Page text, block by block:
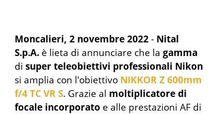
Moncalieri, 2 novembre 2022- Nital
S.p.A. è lieta di annunciare che la gamma
di super teleobiettivi professionali Nikon
si amplia con l'obiettivo NIKKOR Z 600mm
f/4 TC VR S. Grazie al moltiplicatore di
focale incorporato e alle prestazioni AF di